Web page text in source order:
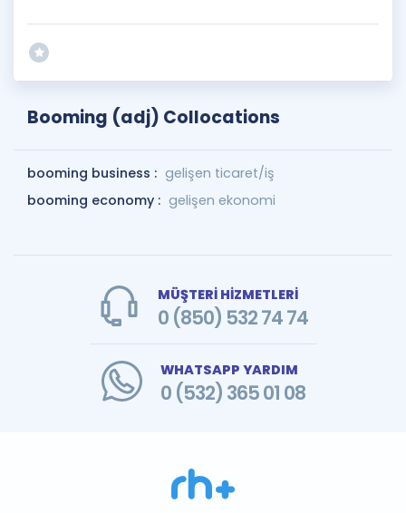
Booming (adj) Collocations
booming business : gelişen ticaret/iş
booming economy : gelişen ekonomi
MÜŞTERİ HİZMETLERİ
0 (850) 532 74 74
WHATSAPP YARDIM
0 (532) 365 01 08